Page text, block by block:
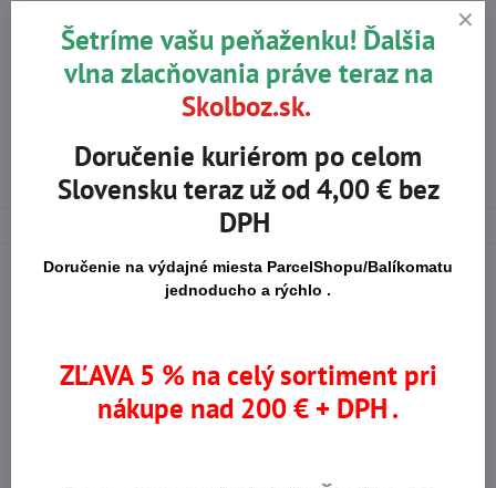
Viac z kategórie
PRACOVNÉ ODEVY
ODEVY PRE VOĽNÝ ČAS
PRACOVNE NOHAVICE DO PÁSA
Skladom viac ako 36 tisíc
Výhodné ceny
Šetríme vašu peňaženku! Ďalšia
vlna zlacňovania práve teraz na
Skolboz.sk.
Doručenie kuriérom po celom
Slovensku teraz už od 4,00 € bez
DPH
Doručenie na výdajné miesta ParcelShopu/Balíkomatu
jednoducho a rýchlo .
ZĽAVA 5 % na celý sortiment pri
nákupe nad 200 € + DPH .